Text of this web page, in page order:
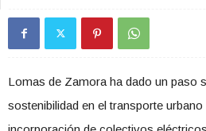
Lomas de Zamora ha dado un paso
sostenibilidad en el transporte